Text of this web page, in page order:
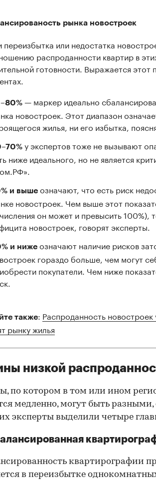
рынка новостроек
переизбытка или недостатка
распроданности квартир в
готовности. Выражается этот
— маркер идеально
новостроек. Этот диапазон
жилья, ни его избытка,
у экспертов тоже не вызывают
ниже идеального, но не является
и выше означают, что есть риск
новостроек. Чем выше этот
он может и превысить 100%),
новостроек, говорят эксперты.
и ниже означают наличие рисков
гораздо больше, чем могут
покупатели. Чем ниже
также: Распроданность
рынку жилья
низкой
по котором в том или ином
медленно, могут быть разными,
эксперты выделили четыре
квартирографии
в переизбытке